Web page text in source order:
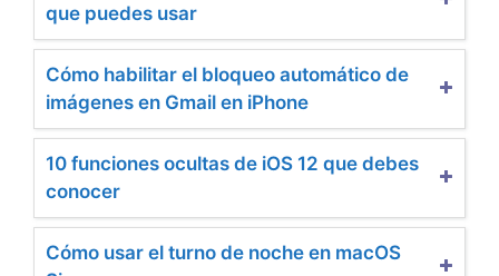
que puedes usar
Cómo habilitar el bloqueo automático de
imágenes en Gmail en iPhone
10 funciones ocultas de iOS 12 que debes
conocer
Cómo usar el turno de noche en macOS